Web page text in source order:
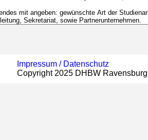
Impressum / Datenschutz
Copyright 2025 DHBW Ravensburg